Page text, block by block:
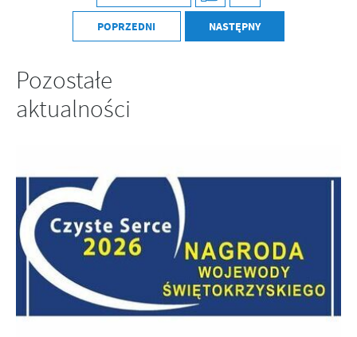
POPRZEDNI NASTĘPNY
Pozostałe
aktualności